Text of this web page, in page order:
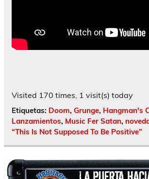
Visited 170 times, 1 visit(s) today
Etiquetas: Doom, Grunge, Hangman's
Lanzamientos, Music Fer Satan,
“This Is Not Supposed To Be Positive”